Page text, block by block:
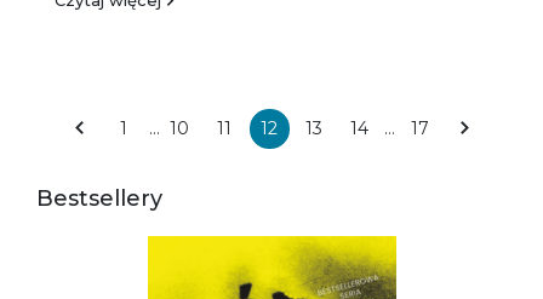
1 … 10 11 12 13 14 … 17
Bestsellery